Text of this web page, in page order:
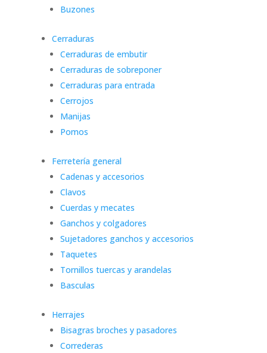
Buzones
Cerraduras
Cerraduras de embutir
Cerraduras de sobreponer
Cerraduras para entrada
Cerrojos
Manijas
Pomos
Ferretería general
Cadenas y accesorios
Clavos
Cuerdas y mecates
Ganchos y colgadores
Sujetadores ganchos y accesorios
Taquetes
Tornillos tuercas y arandelas
Basculas
Herrajes
Bisagras broches y pasadores
Correderas